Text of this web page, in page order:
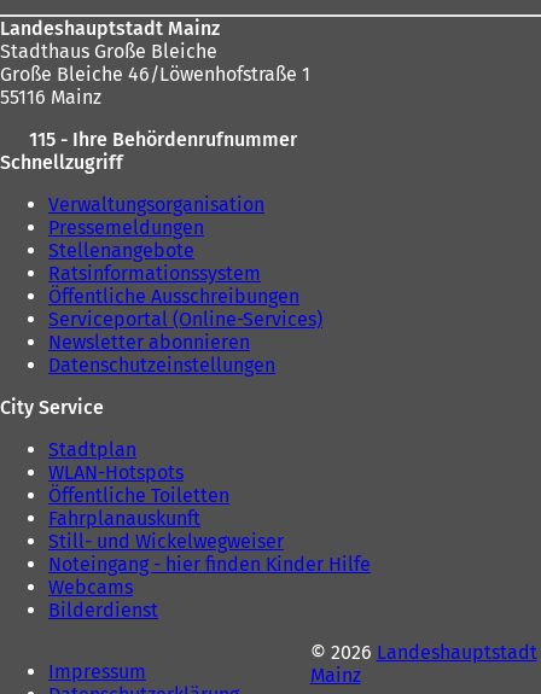
Landeshauptstadt Mainz
Stadthaus Große Bleiche
Große Bleiche 46/Löwenhofstraße 1
55116 Mainz
115 - Ihre Behördenrufnummer
Schnellzugriff
Verwaltungsorganisation
Pressemeldungen
Stellenangebote
Ratsinformationssystem
Öffentliche Ausschreibungen
Serviceportal (Online-Services)
Newsletter abonnieren
Datenschutzeinstellungen
City Service
Stadtplan
WLAN-Hotspots
Öffentliche Toiletten
Fahrplanauskunft
Still- und Wickelwegweiser
Noteingang - hier finden Kinder Hilfe
Webcams
Bilderdienst
Impressum
© 2026 Landeshauptstadt
Mainz